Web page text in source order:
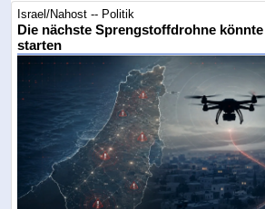
Israel/Nahost -- Politik
Die nächste Sprengstoffdrohne
starten